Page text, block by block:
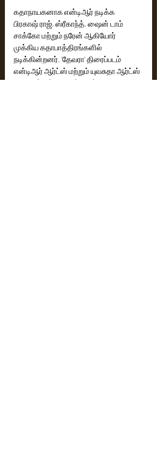
கதாநாயகனாக என்டிஆர் நடிக்க
பிரகாஷ் ராஜ், ஸ்ரீகாந்த், ஷைன் டாம்
சாக்கோ மற்றும் நரேன் ஆகியோர்
முக்கிய கதாபாத்திரங்களில்
நடிக்கின்றனர். 'தேவரா' திரைப்படம்
என்டிஆர் ஆர்ட்ஸ் மற்றும் யுவசுதா ஆர்ட்ஸ்
பேனரின் கீழ் தயாரிக்க, நந்தமுரி